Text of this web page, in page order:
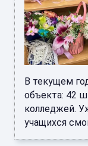
В текущем
объекта: 42
колледжей.
учащихся